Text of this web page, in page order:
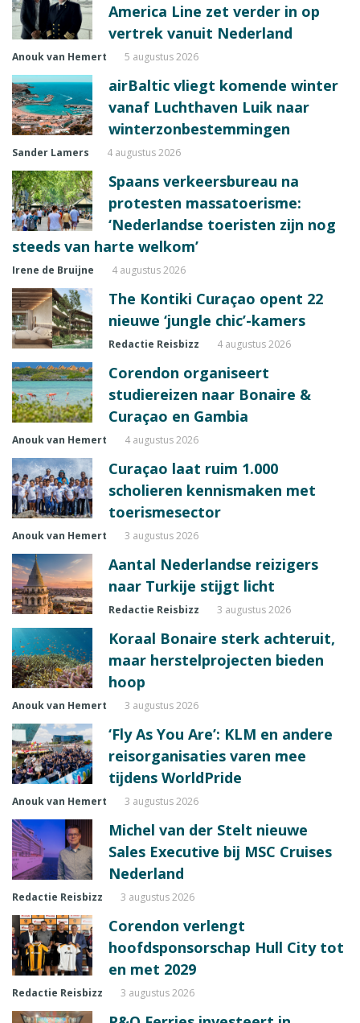
America Line zet verder in op
vertrek vanuit Nederland
Anouk van Hemert 5 augustus 2026
airBaltic vliegt komende winter
vanaf Luchthaven Luik naar
winterzonbestemmingen
Sander Lamers 4 augustus 2026
Spaans verkeersbureau na
protesten massatoerisme:
‘Nederlandse toeristen zijn nog
steeds van harte welkom’
Irene de Bruijne 4 augustus 2026
The Kontiki Curaçao opent 22
nieuwe ‘jungle chic’-kamers
Redactie Reisbizz 4 augustus 2026
Corendon organiseert
studiereizen naar Bonaire &
Curaçao en Gambia
Anouk van Hemert 4 augustus 2026
Curaçao laat ruim 1.000
scholieren kennismaken met
toerismesector
Anouk van Hemert 3 augustus 2026
Aantal Nederlandse reizigers
naar Turkije stijgt licht
Redactie Reisbizz 3 augustus 2026
Koraal Bonaire sterk achteruit,
maar herstelprojecten bieden
hoop
Anouk van Hemert 3 augustus 2026
‘Fly As You Are’: KLM en andere
reisorganisaties varen mee
tijdens WorldPride
Anouk van Hemert 3 augustus 2026
Michel van der Stelt nieuwe
Sales Executive bij MSC Cruises
Nederland
Redactie Reisbizz 3 augustus 2026
Corendon verlengt
hoofdsponsorschap Hull City tot
en met 2029
Redactie Reisbizz 3 augustus 2026